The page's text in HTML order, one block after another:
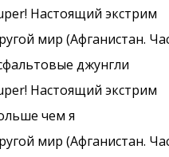
Настоящий экстрим
мир (Афганистан.
джунгли
Настоящий экстрим
чем я
мир (Афганистан.